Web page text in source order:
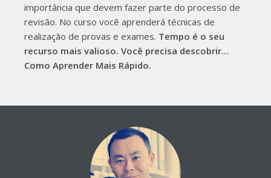
importância que devem fazer parte do processo de
revisão. No curso você aprenderá técnicas de
realização de provas e exames. Tempo é o seu
recurso mais valioso. Você precisa descobrir…
Como Aprender Mais Rápido.